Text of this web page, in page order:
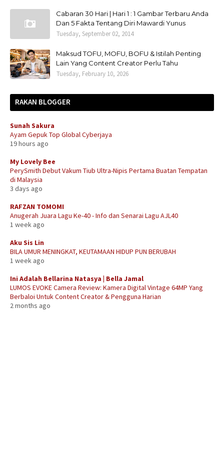
Cabaran 30 Hari | Hari 1 : 1 Gambar Terbaru Anda
Dan 5 Fakta Tentang Diri Mawardi Yunus
Tuesday, September 02, 2014
Maksud TOFU, MOFU, BOFU & Istilah Penting
Lain Yang Content Creator Perlu Tahu
Tuesday, February 10, 2026
RAKAN BLOGGER
Sunah Sakura
Ayam Gepuk Top Global Cyberjaya
19 hours ago
My Lovely Bee
PerySmith Debut Vakum Tiub Ultra-Nipis Pertama Buatan Tempatan
di Malaysia
3 days ago
RAFZAN TOMOMI
Anugerah Juara Lagu Ke-40 - Info dan Senarai Lagu AJL40
1 week ago
Aku Sis Lin
BILA UMUR MENINGKAT, KEUTAMAAN HIDUP PUN BERUBAH
1 week ago
Ini Adalah Bellarina Natasya | Bella Jamal
LUMOS EVOKE Camera Review: Kamera Digital Vintage 64MP Yang
Berbaloi Untuk Content Creator & Pengguna Harian
2 months ago